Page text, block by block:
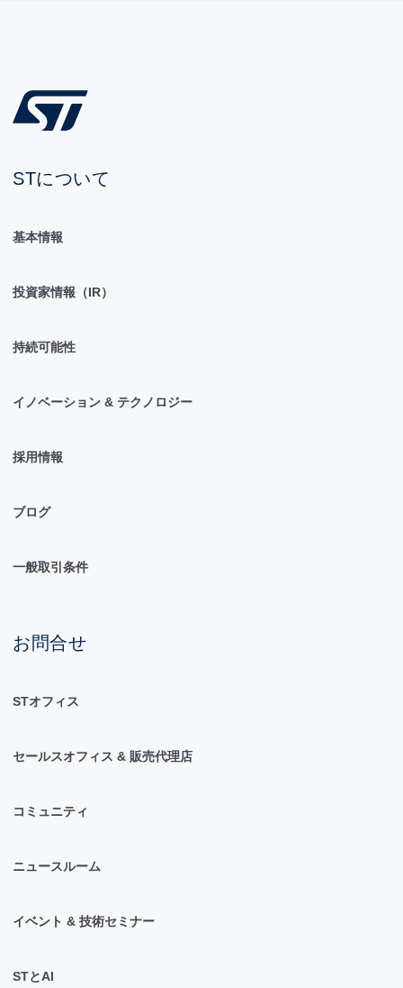
STについて
基本情報
投資家情報（IR）
持続可能性
イノベーション & テクノロジー
採用情報
ブログ
一般取引条件
お問合せ
STオフィス
セールスオフィス & 販売代理店
コミュニティ
ニュースルーム
イベント & 技術セミナー
STとAI